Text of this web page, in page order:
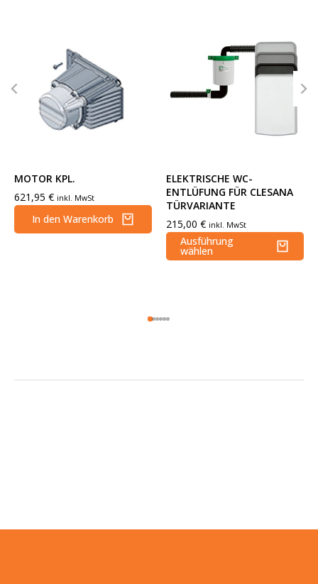
MOTOR KPL.
621,95 € inkl. MwSt
In den Warenkorb
ELEKTRISCHE WC-
ENTLÜFUNG FÜR CLESANA
TÜRVARIANTE
215,00 € inkl. MwSt
Ausführung
wählen